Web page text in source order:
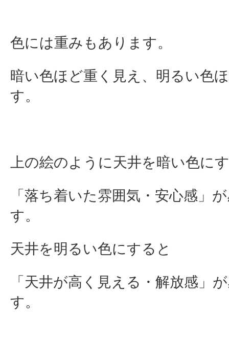
色には重みもあります。
暗い色ほど重く見え、明るい色
す。
上の絵のように天井を暗い色に
「落ち着いた雰囲気・安心感」
す。
天井を明るい色にすると
「天井が高く見える・解放感」
す。